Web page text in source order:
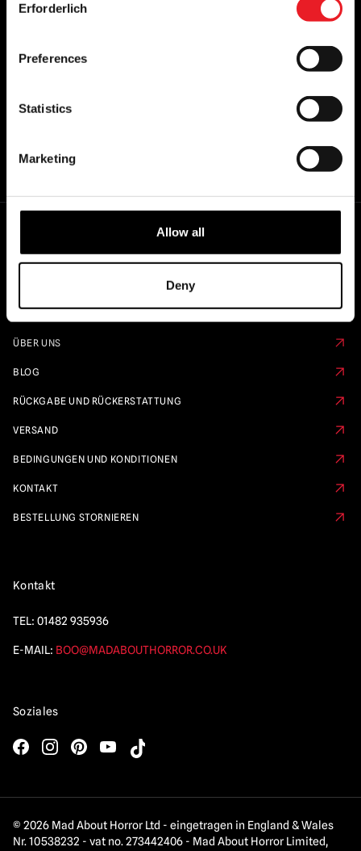
Selection
Erforderlich
Preferences
Statistics
Marketing
Allow all
Deny
OFFIZIELLE UK & EUROPÄISCHE
ÜBER UNS
BLOG
RÜCKGABE UND RÜCKERSTATTUNG
VERSAND
BEDINGUNGEN UND KONDITIONEN
KONTAKT
BESTELLUNG STORNIEREN
Kontakt
TEL: 01482 935936
E-MAIL: BOO@MADABOUTHORROR.CO.UK
Soziales
© 2026 Mad About Horror Ltd - eingetragen in England & Wales
Nr. 10538232 - vat no. 273442406 - Mad About Horror Limited,